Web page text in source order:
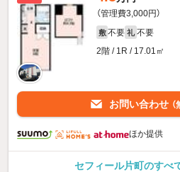
（管理費3,000円）
敷 不要 礼 不要
2階 / 1R / 17.01㎡
お問い合わせ （
ほか提供
セフィール片町のすべ